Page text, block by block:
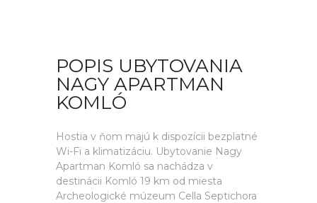
POPIS UBYTOVANIA
NAGY APARTMAN
KOMLÓ
Hostia v ňom majú k dispozícii bezplatné
Wi-Fi a klimatizáciu. Ubytovanie Nagy
Apartman Komló sa nachádza v
destinácii Komló 19 km od miesta
Archeologické múzeum Cella Septichora